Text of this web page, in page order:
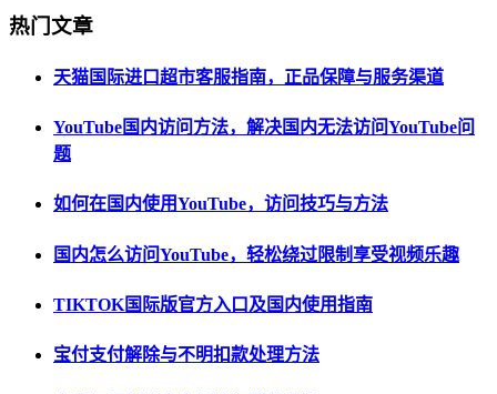
热门文章
天猫国际进口超市客服指南，正品保障与服务渠道
YouTube国内访问方法，解决国内无法访问YouTube问
题
如何在国内使用YouTube，访问技巧与方法
国内怎么访问YouTube，轻松绕过限制享受视频乐趣
TIKTOK国际版官方入口及国内使用指南
宝付支付解除与不明扣款处理方法